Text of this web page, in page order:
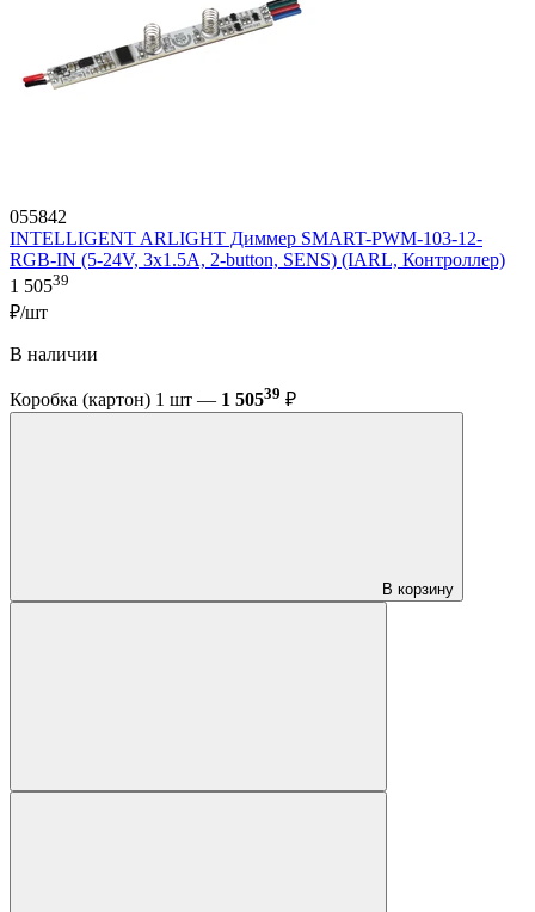
055842
INTELLIGENT ARLIGHT Диммер SMART-PWM-103-12-
RGB-IN (5-24V, 3x1.5A, 2-button, SENS) (IARL, Контроллер)
1 50539
₽/шт
В наличии
Коробка (картон) 1 шт — 1 50539 ₽
В корзину